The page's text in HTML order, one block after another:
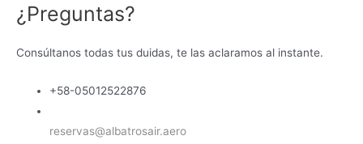
¿Preguntas?
Consúltanos todas tus duidas, te las aclaramos al instante.
+58-05012522876
reservas@albatrosair.aero